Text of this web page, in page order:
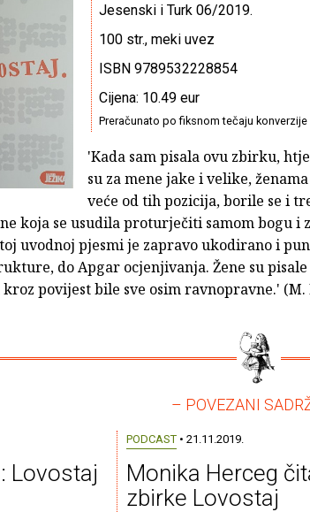
Jesenski i Turk 06/2019.
100 str., meki uvez
ISBN 9789532228854
Cijena: 10.49 eur
Preračunato po fiksnom tečaju konverzije
'Kada sam pisala ovu zbirku,
su za mene jake i velike,
veće od tih pozicija, borile se i
koja se usudila proturječiti samom bogu
uvodnoj pjesmi je zapravo ukodirano i
do Apgar ocjenjivanja. Žene su
kroz povijest bile sve osim ravnopravne.' (M.
– POVEZANI
Lovostaj
PODCAST• 21.11.2019.
Monika Herceg
zbirke Lovostaj